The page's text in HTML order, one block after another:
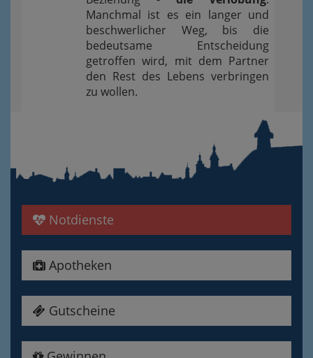
Manchmal ist es ein langer und
beschwerlicher Weg, bis die
bedeutsame Entscheidung
getroffen wird, mit dem Partner
den Rest des Lebens verbringen
zu wollen.
Notdienste
Apotheken
Gutscheine